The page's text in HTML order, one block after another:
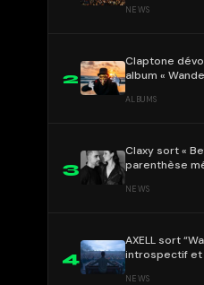
NEWS
2
Claptone
album «
ALBUMS
3
Claxy sort «
parenthèse
NEWS
4
AXELL sort
introspectif
NEWS